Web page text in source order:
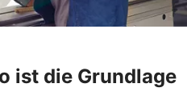
ist die Grundlage